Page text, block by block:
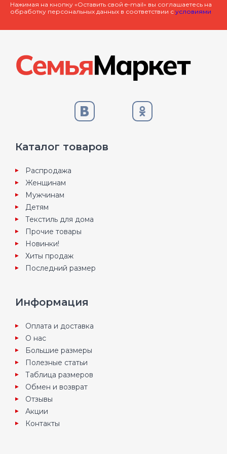
Нажимая на кнопку «Оставить свой e-mail» вы соглашаетесь на
обработку персональных данных в соответствии с условиями
Каталог товаров
Распродажа
Женщинам
Мужчинам
Детям
Текстиль для дома
Прочие товары
Новинки!
Хиты продаж
Последний размер
Информация
Оплата и доставка
О нас
Большие размеры
Полезные статьи
Таблица размеров
Обмен и возврат
Отзывы
Акции
Контакты